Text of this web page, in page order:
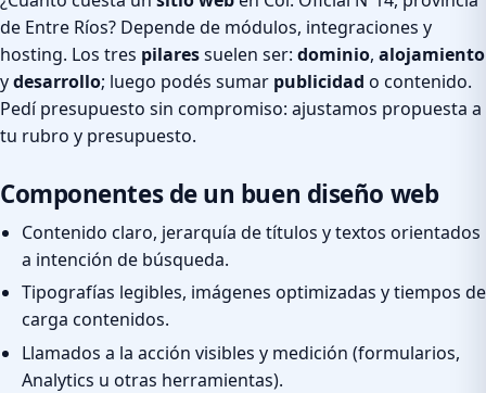
de Entre Ríos? Depende de módulos, integraciones y
hosting. Los tres pilaressuelen ser: dominio, alojamiento
ydesarrollo; luego podés sumar publicidad o contenido.
Pedí presupuesto sin compromiso: ajustamos propuesta a
tu rubro y presupuesto.
Componentes de un buen diseño web
Contenido claro, jerarquía de títulos y textos orientados
a intención de búsqueda.
Tipografías legibles, imágenes optimizadas y tiempos de
carga contenidos.
Llamados a la acción visibles y medición (formularios,
Analytics u otras herramientas).